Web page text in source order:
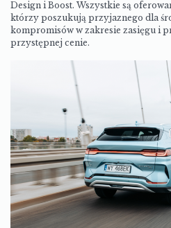
Design i Boost. Wszystkie są
którzy poszukują przyjaznego dla
kompromisów w zakresie zasięgu i
przystępnej cenie.